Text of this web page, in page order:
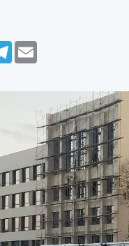
Telegram